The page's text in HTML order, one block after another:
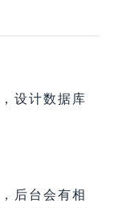
设计数据库
后台会有相